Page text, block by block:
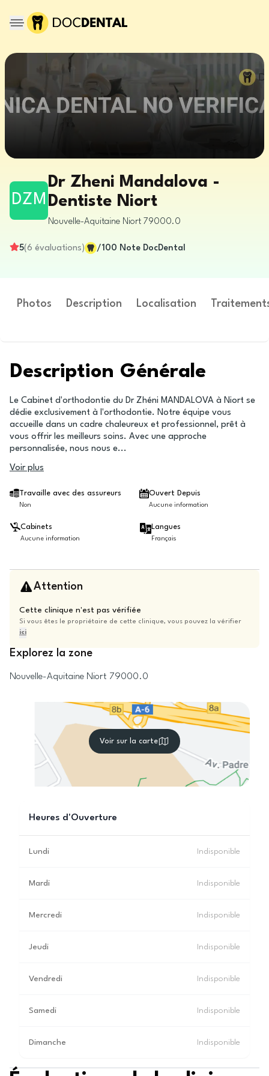
DZM
Dr Zheni Mandalova -
Dentiste Niort
Nouvelle-Aquitaine Niort 79000.0
5(6 évaluations) /100 Note DocDental
Photos Description Localisation
Description Générale
Le Cabinet d'orthodontie du Dr Zhéni MANDALOVA à Niort se
dédie exclusivement à l'orthodontie. Notre équipe vous
accueille dans un cadre chaleureux et professionnel, prêt à
vous offrir les meilleurs soins. Avec une approche
personnalisée, nous nous e...
Voir plus
Travaille avec des assureurs
Non
Ouvert Depuis
Aucune information
Cabinets
Aucune information
Langues
Français
Attention
Cette clinique n'est pas vérifiée
Si vous êtes le propriétaire de cette clinique, vous pouvez la vérifier
ici
Explorez la zone
Nouvelle-Aquitaine Niort 79000.0
Voir sur la carte
Heures d'Ouverture
Lundi Indisponible
Mardi Indisponible
Mercredi Indisponible
Jeudi Indisponible
Vendredi Indisponible
Samedi Indisponible
Dimanche Indisponible